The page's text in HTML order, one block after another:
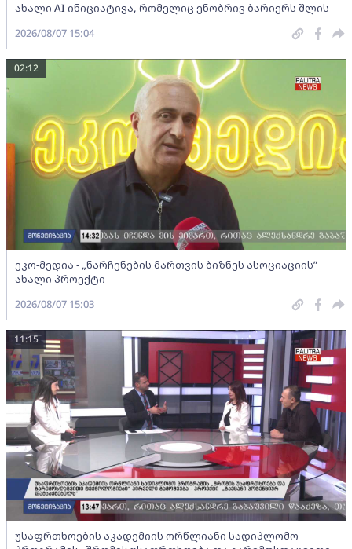
ახალი AI ინიციატივა, რომელიც ენობრივ ბარიერს შლის
2026/08/07 15:04
ეკო-მედია - „ნარჩენების მართვის ბიზნეს ასოციაციის”
ახალი პროექტი
02:12
2026/08/07 15:03
უსაფრთხოების აკადემიის ორწლიანი სადიპლომო
11:15